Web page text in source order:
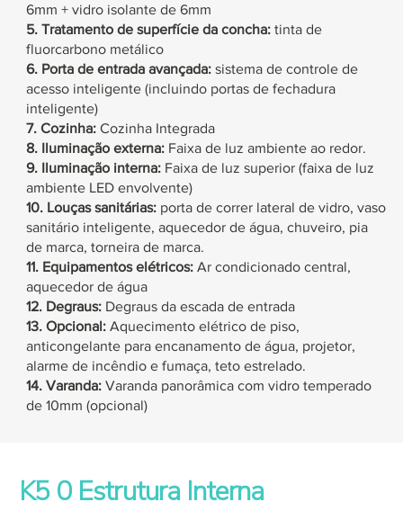
6mm + vidro isolante de 6mm
5. Tratamento de superfície da concha:tinta de
fluorcarbono metálico
6. Porta de entrada avançada: sistema de controle de
acesso inteligente (incluindo portas de fechadura
inteligente)
7. Cozinha: Cozinha Integrada
8. Iluminação externa:Faixa de luz ambiente ao redor.
9. Iluminação interna:Faixa de luz superior (faixa de luz
ambiente LED envolvente)
10. Louças sanitárias:porta de correr lateral de vidro, vaso
sanitário inteligente, aquecedor de água, chuveiro, pia
de marca, torneira de marca.
11. Equipamentos elétricos:Ar condicionado central,
aquecedor de água
12. Degraus:Degraus da escada de entrada
13. Opcional:Aquecimento elétrico de piso,
anticongelante para encanamento de água, projetor,
alarme de incêndio e fumaça, teto estrelado.
14. Varanda: Varanda panorâmica com vidro temperado
de 10mm (opcional)
K50 Estrutura Interna